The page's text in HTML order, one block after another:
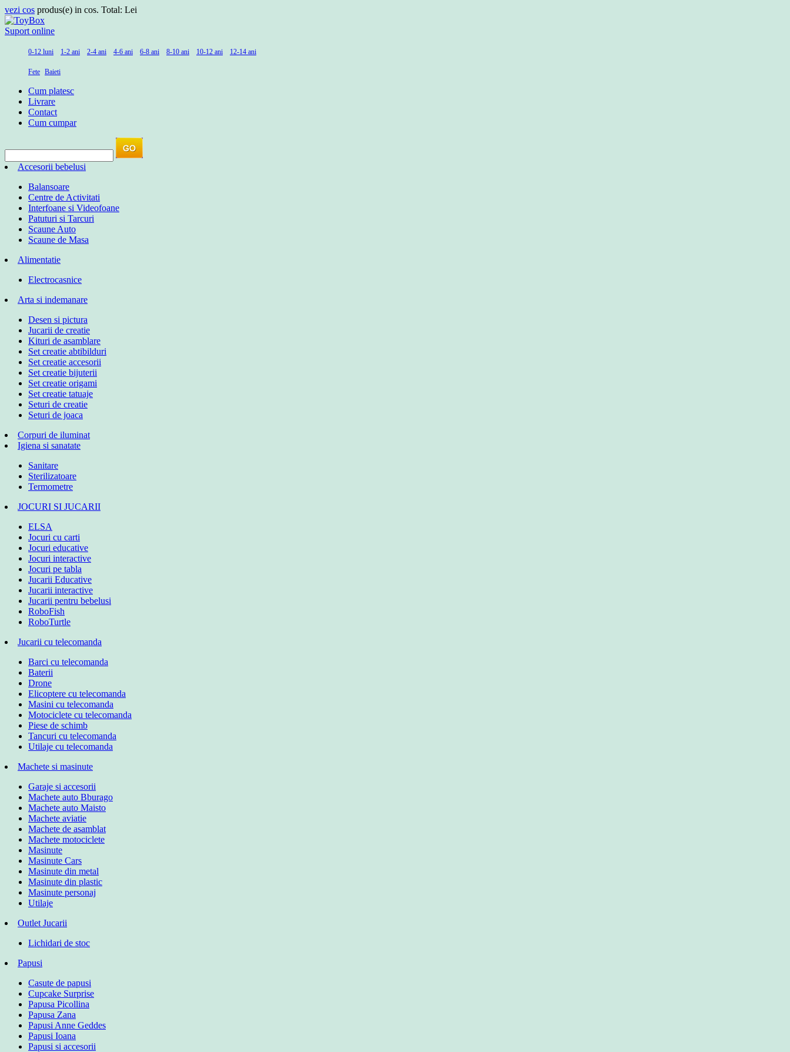
vezi cos produs(e) in cos. Total: Lei
Suport online
0-12 luni 1-2 ani 2-4 ani 4-6 ani 6-8 ani 8-10 ani 10-12 ani 12-14 ani
Fete Baieti
Cum platesc
Livrare
Contact
Cum cumpar
Accesorii bebelusi
Balansoare
Centre de Activitati
Interfoane si Videofoane
Patuturi si Tarcuri
Scaune Auto
Scaune de Masa
Alimentatie
Electrocasnice
Arta si indemanare
Desen si pictura
Jucarii de creatie
Kituri de asamblare
Set creatie abtibilduri
Set creatie accesorii
Set creatie bijuterii
Set creatie origami
Set creatie tatuaje
Seturi de creatie
Seturi de joaca
Corpuri de iluminat
Igiena si sanatate
Sanitare
Sterilizatoare
Termometre
JOCURI SI JUCARII
ELSA
Jocuri cu carti
Jocuri educative
Jocuri interactive
Jocuri pe tabla
Jucarii Educative
Jucarii interactive
Jucarii pentru bebelusi
RoboFish
RoboTurtle
Jucarii cu telecomanda
Barci cu telecomanda
Baterii
Drone
Elicoptere cu telecomanda
Masini cu telecomanda
Motociclete cu telecomanda
Piese de schimb
Tancuri cu telecomanda
Utilaje cu telecomanda
Machete si masinute
Garaje si accesorii
Machete auto Bburago
Machete auto Maisto
Machete aviatie
Machete de asamblat
Machete motociclete
Masinute
Masinute Cars
Masinute din metal
Masinute din plastic
Masinute personaj
Utilaje
Outlet Jucarii
Lichidari de stoc
Papusi
Casute de papusi
Cupcake Surprise
Papusa Picollina
Papusa Zana
Papusi Anne Geddes
Papusi Ioana
Papusi si accesorii